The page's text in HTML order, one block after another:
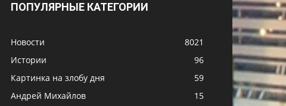
ПОПУЛЯРНЫЕ КАТЕГОРИИ
Новости
8021
Истории
96
Картинка на злобу дня
59
Андрей Михайлов
15